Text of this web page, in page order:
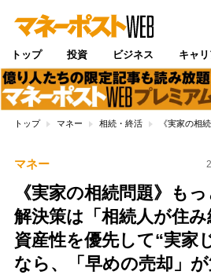
トップ 投資 ビジネス キャ
トップ マネー 相続・終活 《実家の相
マネー
《実家の相続問題》も
解決策は「相続人が住
資産性を優先して“実家
なら、「早めの売却」